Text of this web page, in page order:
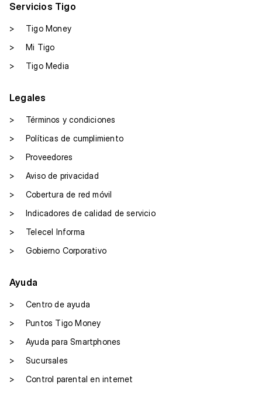
Servicios Tigo
>
Tigo Money
>
Mi Tigo
>
Tigo Media
Legales
>
Términos y condiciones
>
Políticas de cumplimiento
>
Proveedores
>
Aviso de privacidad
>
Cobertura de red móvil
>
Indicadores de calidad de servicio
>
Telecel Informa
>
Gobierno Corporativo
Ayuda
>
Centro de ayuda
>
Puntos Tigo Money
>
Ayuda para Smartphones
>
Sucursales
>
Control parental en internet